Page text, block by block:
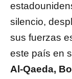
silencio,
sus fuerzas
este país en
Al-Qaeda,